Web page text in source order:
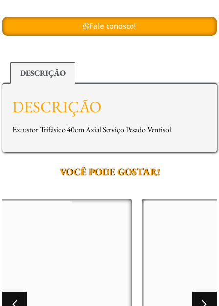
Fale conosco!
DESCRIÇÃO
DESCRIÇÃO
Exaustor Trifásico 40cm Axial Serviço Pesado Ventisol
VOCÊ PODE GOSTAR!